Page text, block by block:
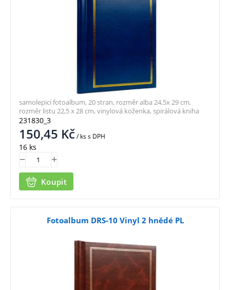
231830_3
150,45 Kč/ kss DPH
16 ks
Koupit
samolepicí fotoalbum, 20 stran, rozměr alba 24,5x 29 cm,
rozměr listu 22,5 x 28 cm, vinylová koženka, spirálová kniha
Fotoalbum DRS-10 Vinyl 2 hnědé PL